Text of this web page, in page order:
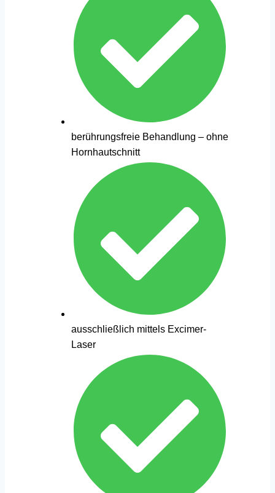
berührungsfreie Behandlung – ohne
Hornhautschnitt
ausschließlich mittels Excimer-
Laser